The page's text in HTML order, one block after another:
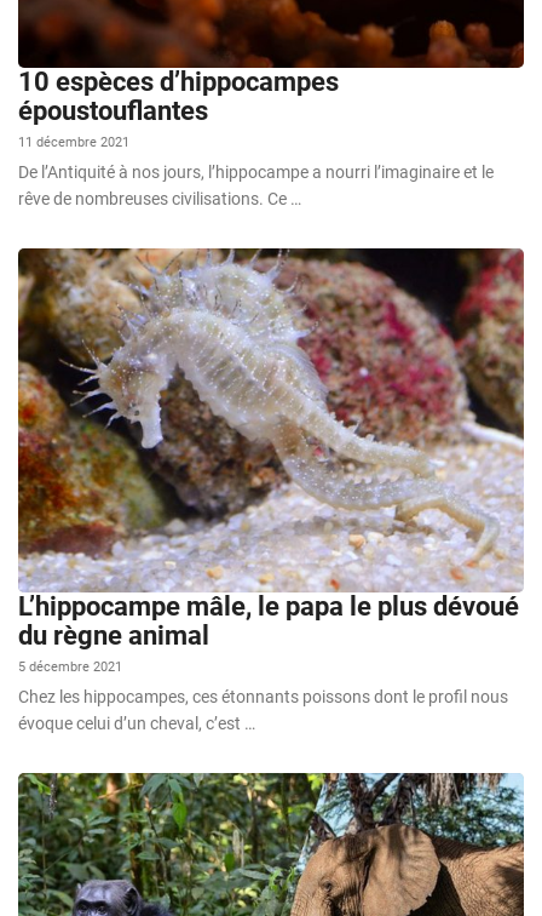
10 espèces d’hippocampes
époustouflantes
11 décembre 2021
De l’Antiquité à nos jours, l’hippocampe a nourri l’imaginaire et le
rêve de nombreuses civilisations. Ce …
L’hippocampe mâle, le papa le plus dévoué
du règne animal
5 décembre 2021
Chez les hippocampes, ces étonnants poissons dont le profil nous
évoque celui d’un cheval, c’est …